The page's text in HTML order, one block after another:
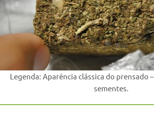
Legenda: Aparência clássica do prensado
sementes.